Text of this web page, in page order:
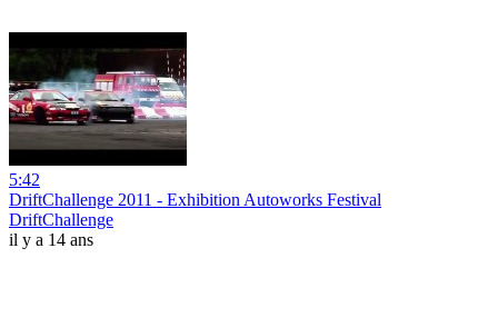
5:42
DriftChallenge 2011 - Exhibition Autoworks Festival
DriftChallenge
il y a 14 ans